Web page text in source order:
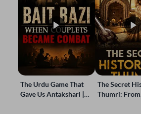
The Urdu Game That
Gave Us Antakshari |
The Secret
Thumri: From